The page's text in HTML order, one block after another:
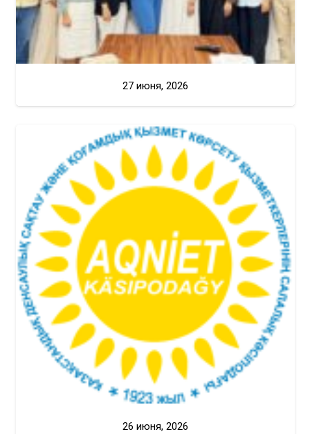
27 июня, 2026
26 июня, 2026